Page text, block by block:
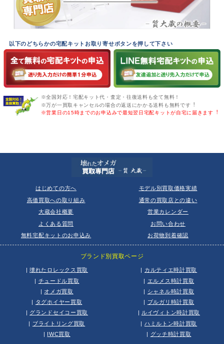
以下のどちらかの宅配キットお取り寄せボタンを押して下さい
※全国対応！宅配キット代・査定・往復送料も全て無料！
※万が一買取キャンセルの場合の返送にかかる送料も無料です︕
※営業日の15時までのお申込みで最短翌日宅配キットが自宅に届きます︕
はじめての方へ
モデル別買取価格実績
高価買取への取り組み
通常の買取店との違い
大蔵会社概要
営業カレンダー
よくある質問
お問い合わせ
無料宅配キットのお申込み
お荷物到着確認
ブランド別買取ページ
|壊れたロレックス買取
| チュードル買取
| オメガ買取
| タグホイヤー買取
グランドセイコー買取
| ブライトリング買取
| IWC買取
カルティエ時計買取
| エルメス時計買取
| シャネル時計買取
| ブルガリ時計買取
ルイヴィトン時計買取
| ハミルトン時計買取
| グッチ時計買取